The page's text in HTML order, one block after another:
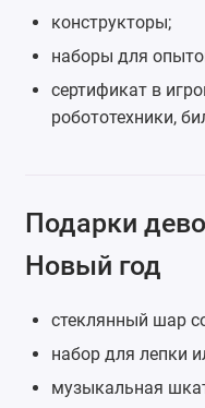
конструкторы;
наборы для
сертификат в
робототехники,
Подарки
Новый год
стеклянный шар
набор для лепки
музыкальная